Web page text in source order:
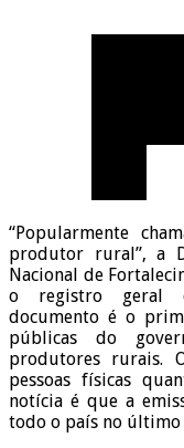
“Popularmente
produtor rural”, a
Nacional de
o registro geral
documento é o
públicas do
produtores rurais.
pessoas físicas
notícia é que a
todo o país no último